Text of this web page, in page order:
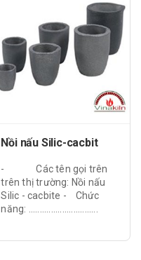
Nồi nấu Silic-cacbit
- Các tên gọi trên
trên thị trường: Nồi nấu
Silic - cacbite - Chức
năng: ...............................